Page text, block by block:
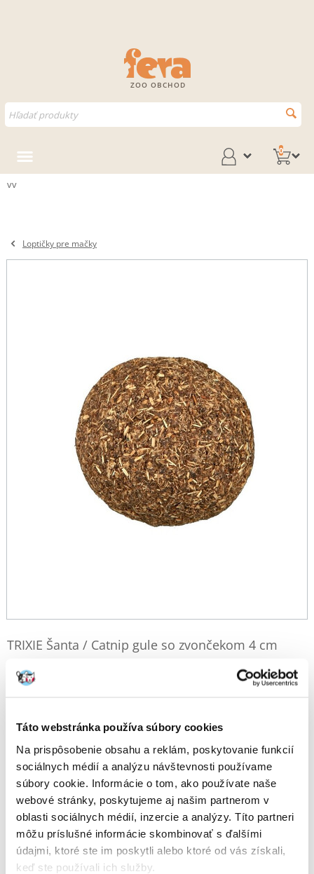
Táto webstránka používa súbory cookies
Na prispôsobenie obsahu a reklám, poskytovanie funkcií
sociálnych médií a analýzu návštevnosti používame
súbory cookie. Informácie o tom, ako používate naše
webové stránky, poskytujeme aj našim partnerom v
oblasti sociálnych médií, inzercie a analýzy. Títo partneri
môžu príslušné informácie skombinovať s ďalšími
údajmi, ktoré ste im poskytli alebo ktoré od vás získali,
keď ste používali ich služby.
ZOO OBCHOD
0
vv
Loptičky pre mačky
TRIXIE Šanta / Catnip gule so zvončekom 4 cm
Výrobca:
€1.80
ODOSIELAME DO 48HODÍN
Fotky našich zákazníkov
Pozri ďalšie fotografie
1 RECENZIA
5 z 5